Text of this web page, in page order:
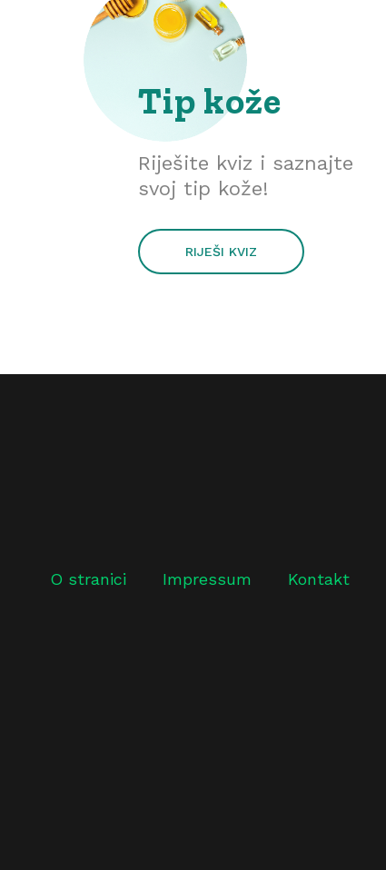
Tip kože
Riješite kviz i saznajte
svoj tip kože!
RIJEŠI KVIZ
O stranici Impressum Kontakt